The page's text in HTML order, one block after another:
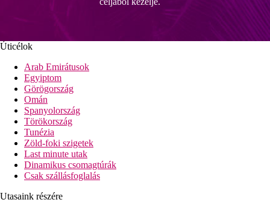
Úticélok
Arab Emirátusok
Egyiptom
Görögország
Omán
Spanyolország
Törökország
Tunézia
Zöld-foki szigetek
Last minute utak
Dinamikus csomagtúrák
Csak szállásfoglalás
Utasaink részére